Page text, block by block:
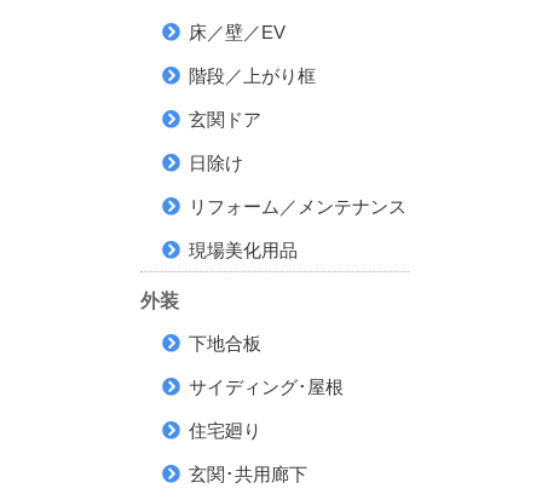
床／壁／EV
階段／上がり框
玄関ドア
日除け
リフォーム／メンテナンス
現場美化用品
外装
下地合板
サイディング･屋根
住宅廻り
玄関･共用廊下